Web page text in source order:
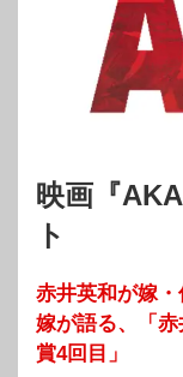
映画『
ト
赤井英和が嫁・
嫁が語る、「
賞4回目」